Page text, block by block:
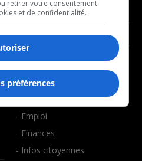
- Joué récemment
BALADOS
- Art de vivre
- Bien-être
- Emploi
- Finances
- Infos citoyennes
retirer votre consentement
et de confidentialité.
préférences